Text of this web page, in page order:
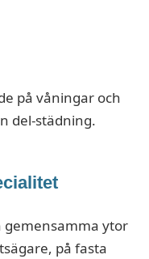
på våningar och
del-städning.
gemensamma ytor
på fasta